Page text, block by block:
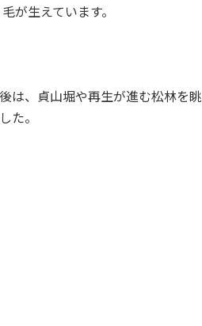
が生えています。
は、貞山堀や再生が進む松林を眺
た。